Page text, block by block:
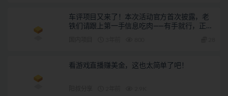
车评项目又来了！本次活动官方首次披露，老
铁们请跟上第一手信息吃肉——有手就行，正经
看游戏直播赚美金，这也太简单了吧！